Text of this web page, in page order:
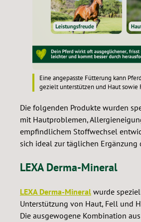
Eine angepasste Fütterung kann
gezielt unterstützen und Haut sowie
Die folgenden Produkte wurden
mit Hautproblemen,
empfindlichem Stoffwechsel
sich ideal zur täglichen Ergänzung
LEXA Derma-Mineral
LEXA Derma-Mineral wurde
Unterstützung von Haut, Fell und
Die ausgewogene Kombination